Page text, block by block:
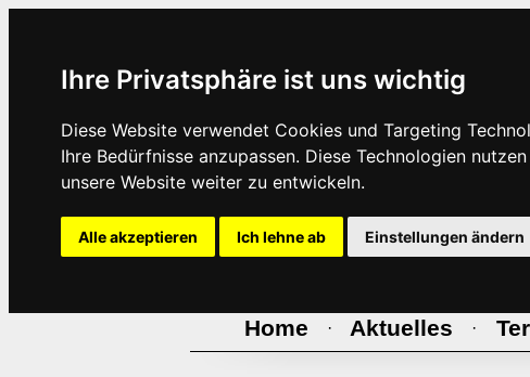
Ihre Privatsphäre ist uns wichtig
Diese Website verwendet Cookies und Targeting
Ihre Bedürfnisse anzupassen. Diese Technologien
unsere Website weiter zu entwickeln.
Alle akzeptieren Ich lehne ab Einstellungen ändern
Home · Aktuelles ·